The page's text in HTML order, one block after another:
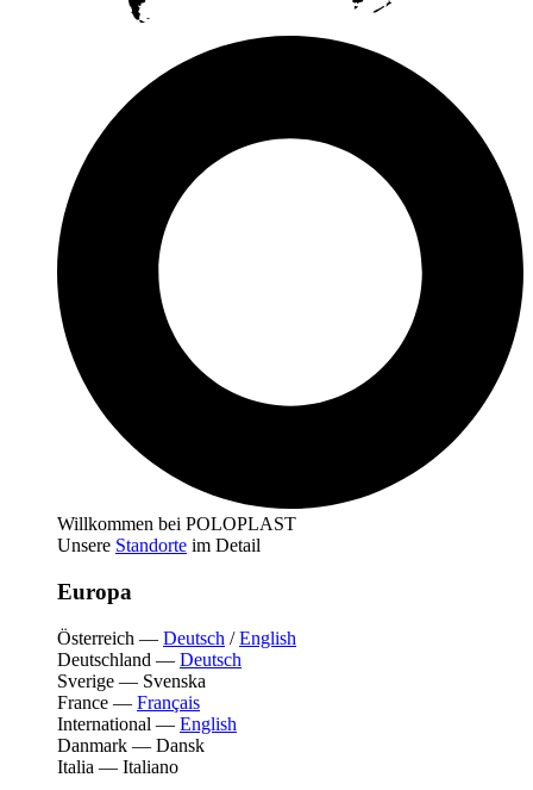
Willkommen bei POLOPLAST
Unsere Standorte im Detail
Europa
Österreich — Deutsch /English
Deutschland — Deutsch
Sverige — Svenska
France — Français
International — English
Danmark — Dansk
Italia — Italiano